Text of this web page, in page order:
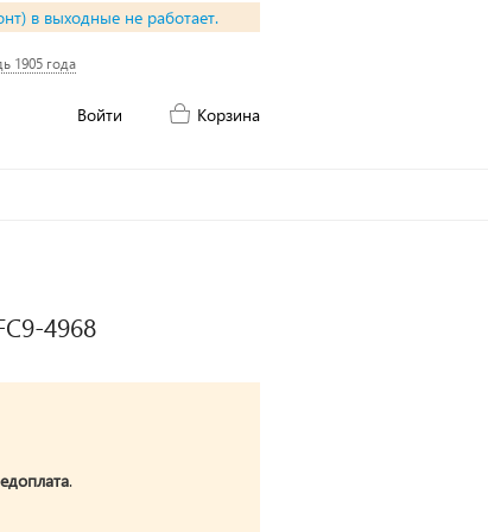
в выходные не работает.
1905 года
Войти Корзина
4968
.